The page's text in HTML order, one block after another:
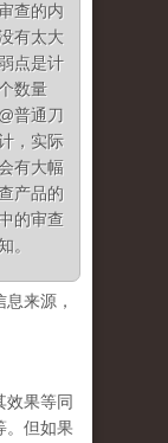
查的内
有太大
点是计
数量
普通刀
，实际
有大幅
产品的
的审查
。
来源，
效果等同
。但如果